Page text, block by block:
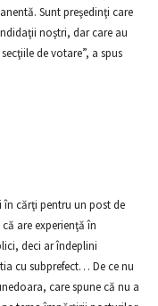
Sunt preşedinţi care
noştri, dar care au
de votare”, a spus
în cărţi pentru un post de
are experienţă în
deci ar îndeplini
cu subprefect… De ce nu
care spune că nu a